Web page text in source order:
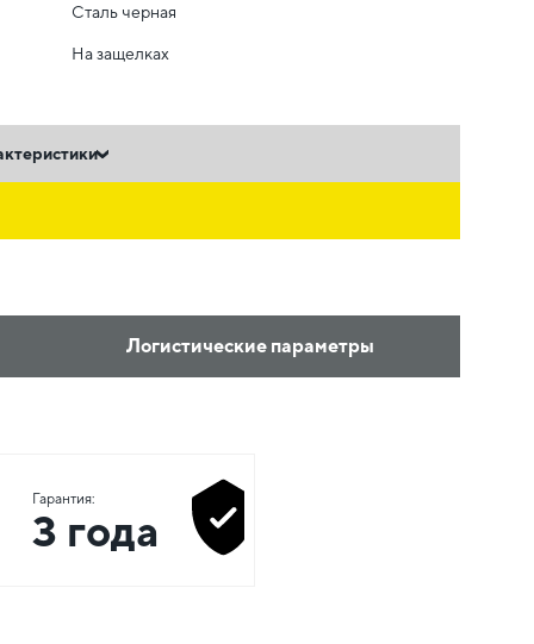
Сталь черная
На защелках
Логистические параметры
Гарантия:
3 года